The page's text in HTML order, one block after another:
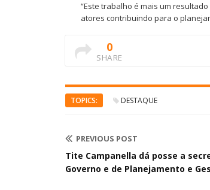
“Este trabalho é mais um
atores contribuindo para o
0
SHARE
TOPICS: DESTAQUE
PREVIOUS POST
Tite Campanella dá posse a
Governo e de Planejamento e